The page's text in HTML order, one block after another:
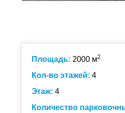
Площадь: 2000 м2
Кол-во этажей: 4
Этаж: 4
Количество